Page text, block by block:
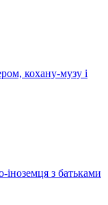
кохану-музу і
з батьками